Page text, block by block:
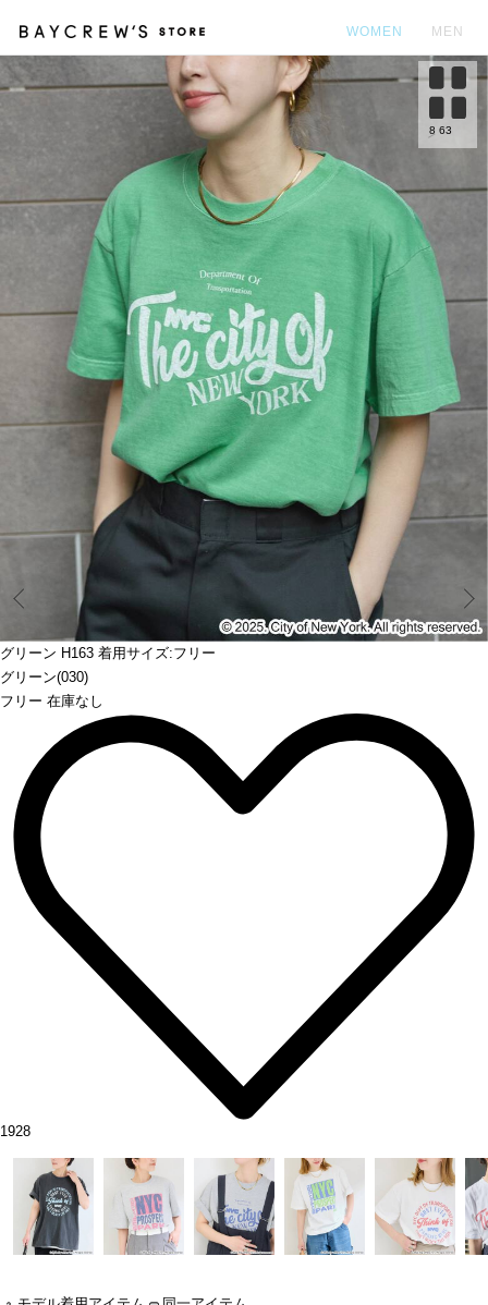
WOMEN MEN
グリーン H163 着用サイズ:フリー
グリーン(030)
フリー 在庫なし
8 63
1928